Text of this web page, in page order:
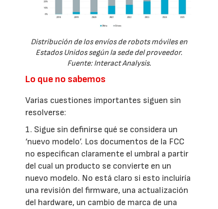
Distribución de los envíos de robots móviles en
Estados Unidos según la sede del proveedor.
Fuente: Interact Analysis.
Lo que no sabemos
Varias cuestiones importantes siguen sin
resolverse:
1. Sigue sin definirse qué se considera un
‘nuevo modelo’. Los documentos de la FCC
no especifican claramente el umbral a partir
del cual un producto se convierte en un
nuevo modelo. No está claro si esto incluiría
una revisión del firmware, una actualización
del hardware, un cambio de marca de una